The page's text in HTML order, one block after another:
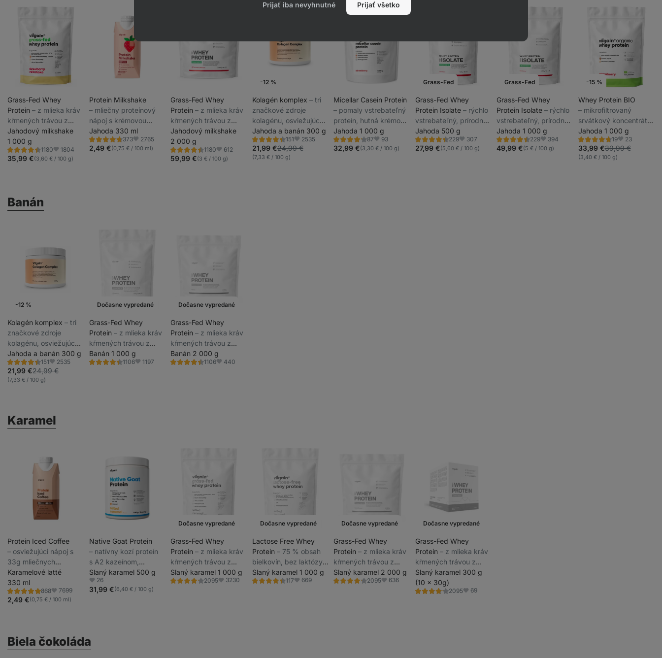
Grass-Fed Whey
Protein ⁠–⁠ z mlieka kráv
kŕmených trávou z
udržateľných chovov,
sladený stéviou,
ultrafiltrovaný pri
nízkych teplotách
Jahodový milkshake
1 000 g
1180
Hodnotenie
4.5/5,
1180
Obľúbené
1804
35,99 €(3,60 € / 100 g)
Protein Milkshake
⁠–⁠ mliečny proteínový
nápoj s krémovou
chuťou, 33 g bielkovín
na porciu, s nízkym
obsahom laktózy
Jahoda 330 ml
373
Hodnotenie
4.6/5,
373
Obľúbené
2765
2,49 €(0,75 € / 100 ml)
Grass-Fed Whey
Protein ⁠–⁠ z mlieka kráv
kŕmených trávou z
udržateľných chovov,
sladený stéviou,
ultrafiltrovaný pri
nízkych teplotách
Jahodový milkshake
2 000 g
1180
Hodnotenie
4.5/5,
1180
Obľúbené
612
59,99 €(3 € / 100 g)
-12 %
Kolagén komplex ⁠–⁠ tri
značkové zdroje
kolagénu, osviežujúca
príchuť, s biotínom na
udržanie normálneho
stavu vlasov, slizníc a
pokožky, výživový
Jahoda a banán 300 g
151
Hodnotenie
4.5/5,
151
recenzií
Obľúbené
2535
21,99 €24,99 €
(7,33 € / 100 g)
Micellar Casein Protein
⁠–⁠ pomaly vstrebateľný
proteín, hutná krémová
konzistencia, bez
umelých aróm a
sladidiel
Jahoda 1 000 g
87
Hodnotenie
4.2/5,
87
Obľúbené
93
32,99 €(3,30 € / 100 g)
Grass-Fed
Grass-Fed Whey
Protein Isolate ⁠–⁠ rýchlo
vstrebateľný, prírodne
dosladený proteín s
minimom cukru a tuku
Jahoda 500 g
229
Hodnotenie
4.5/5,
229
Obľúbené
307
27,99 €(5,60 € / 100 g)
Grass-Fed
Grass-Fed Whey
Protein Isolate ⁠–⁠ rýchlo
vstrebateľný, prírodne
dosladený proteín s
minimom cukru a tuku
Jahoda 1 000 g
229
Hodnotenie
4.5/5,
229
Obľúbené
394
49,99 €(5 € / 100 g)
-15 %
Akcie týždňa
Whey Protein BIO
⁠–⁠ mikrofiltrovaný
srvátkový koncentrát
zo štyroch 100 %
prírodných surovín,
z BIO kravského mlieka
Jahoda 1 000 g
19
Hodnotenie
4.6/5,
19
recenzií
Obľúbené
23
33,99 €39,99 €
(3,40 € / 100 g)
Banán
-12 %
Kolagén komplex ⁠–⁠ tri
značkové zdroje
kolagénu, osviežujúca
príchuť, s biotínom na
udržanie normálneho
stavu vlasov, slizníc a
pokožky, výživový
Jahoda a banán 300 g
151
Hodnotenie
4.5/5,
151
recenzií
Obľúbené
2535
21,99 €24,99 €
(7,33 € / 100 g)
Dočasne vypredané
Grass-Fed Whey
Protein ⁠–⁠ z mlieka kráv
kŕmených trávou z
udržateľných chovov,
sladený stéviou,
Banán 1 000 g
1106
Hodnotenie
Obľúbené
1197
Dočasne vypredané
Grass-Fed Whey
Protein ⁠–⁠ z mlieka kráv
kŕmených trávou z
udržateľných chovov,
sladený stéviou,
Banán 2 000 g
1106
Hodnotenie
Obľúbené
440
Karamel
Protein Iced Coffee
⁠–⁠ osviežujúci nápoj s
33g mliečnych
bielkovín, káva
Robusta s orieškovým
profilom, bez laktózy a
konzervantov
Karamelové latté
330 ml
868
Hodnotenie
4.8/5,
868
Obľúbené
7699
2,49 €(0,75 € / 100 ml)
Native Goat Protein
⁠–⁠ natívny kozí proteín
s A2 kazeínom,
pozvoľné vstrebávanie,
jemne sladený monk
fruitom
Slaný karamel 500 g
Obľúbené
26
31,99 €(6,40 € / 100 g)
Dočasne vypredané
Grass-Fed Whey
Protein ⁠–⁠ z mlieka kráv
kŕmených trávou z
udržateľných chovov,
sladený stéviou,
Slaný karamel 1 000 g
2095
Hodnotenie
Obľúbené
3230
Dočasne vypredané
Lactose Free Whey
Protein ⁠–⁠ 75 % obsah
bielkovín, bez laktózy,
sladený stéviou,
ultrafiltrovaný za
Slaný karamel 1 000 g
117
Hodnotenie
Obľúbené
669
Dočasne vypredané
Grass-Fed Whey
Protein ⁠–⁠ z mlieka kráv
kŕmených trávou z
udržateľných chovov,
sladený stéviou,
Slaný karamel 2 000 g
2095
Hodnotenie
Obľúbené
636
Dočasne vypredané
Grass-Fed Whey
Protein ⁠–⁠ z mlieka kráv
kŕmených trávou z
udržateľných chovov,
sladený stéviou,
ultrafiltrovaný pri
Slaný karamel 300 g
(10 x 30g)
2095
Hodnotenie
Obľúbené
69
Biela čokoláda
Prijať iba nevyhnutné Prijať všetko